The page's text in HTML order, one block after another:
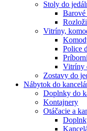
Stoly do
Barové
Vitríny,
Police
Vitríny
Zostavy do
Nábytok do
Doplnky do
Kontajnery
Otáčacie a